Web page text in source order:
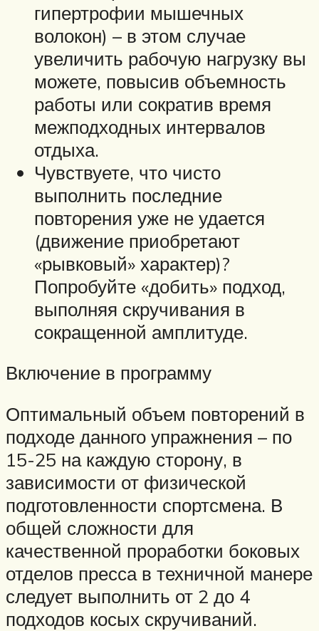
гипертрофии мышечных
волокон) – в этом случае
увеличить рабочую нагрузку вы
можете, повысив объемность
работы или сократив время
межподходных интервалов
отдыха.
Чувствуете, что чисто
выполнить последние
повторения уже не удается
(движение приобретают
«рывковый» характер)?
Попробуйте «добить» подход,
выполняя скручивания в
сокращенной амплитуде.
Включение в программу
Оптимальный объем повторений в
подходе данного упражнения – по
15-25 на каждую сторону, в
зависимости от физической
подготовленности спортсмена. В
общей сложности для
качественной проработки боковых
отделов пресса в техничной манере
следует выполнить от 2 до 4
подходов косых скручиваний.